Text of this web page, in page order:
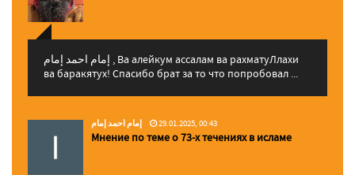
إمام احمد إمام , Ва алейкум ассалам ва рахматуЛлахи
ва баракятух! Спасибо брат за то что попробовал ...
إمام احمد إمام 29.01.2025, 00:43
Мнение по теме о 73-х течениях в исламе